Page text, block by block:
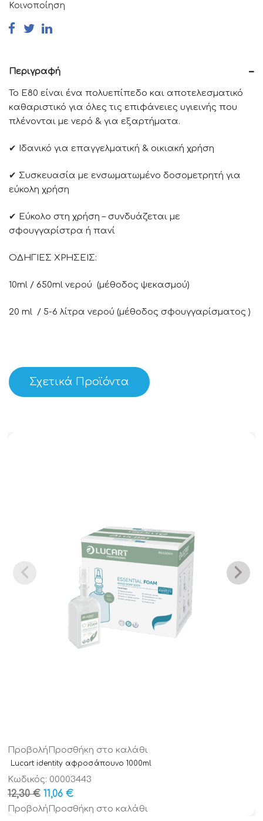
Κοινοποίηση
Περιγραφή
Το Ε80 είναι ένα πολυεπίπεδο και αποτελεσματικό
καθαριστικό για όλες τις επιφάνειες υγιεινής που
πλένονται με νερό & για εξαρτήματα.
✔ Ιδανικό για επαγγελματική & οικιακή χρήση
✔ Συσκευασία με ενσωματωμένο δοσομετρητή για
εύκολη χρήση
✔ Εύκολο στη χρήση – συνδυάζεται με
σφουγγαρίστρα ή πανί
ΟΔΗΓΙΕΣ ΧΡΗΣΕΙΣ:
10ml / 650ml νερού (μέθοδος ψεκασμού)
20 ml / 5-6 λίτρα νερού (μέθοδος σφουγγαρίσματος )
Σχετικά Προϊόντα
Προβολή Προσθήκη στο καλάθι
Lucart identity αφροσάπουνο 1000ml
Κωδικός: 00003443
12,30€ Original
Τιμή
was:
11,06 €Η
τρέχουσα
τιμή
Προβολή Προσθήκη στο καλάθι